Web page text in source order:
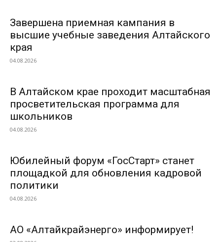
Завершена приемная кампания в
высшие учебные заведения Алтайского
края
04.08.2026
В Алтайском крае проходит масштабная
просветительская программа для
школьников
04.08.2026
Юбилейный форум «ГосСтарт» станет
площадкой для обновления кадровой
политики
04.08.2026
АО «Алтайкрайэнерго» информирует!